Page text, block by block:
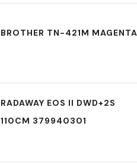
BROTHER TN-421M MAGENTA
RADAWAY EOS II DWD+2S
110CM 379940301